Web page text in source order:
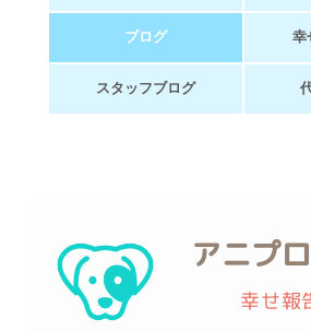
ブログ 幸
スタッフブログ
アニプ
幸せ報